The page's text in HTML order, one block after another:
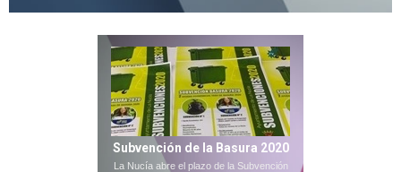
Subvención de la Basura 2020
La Nucía abre el plazo de la Subvención